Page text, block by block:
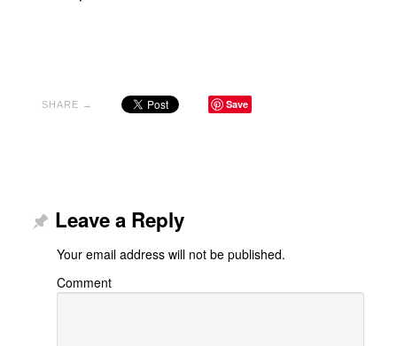
SHARE → Save
Leave a Reply
Your email address will not be published.
Comment